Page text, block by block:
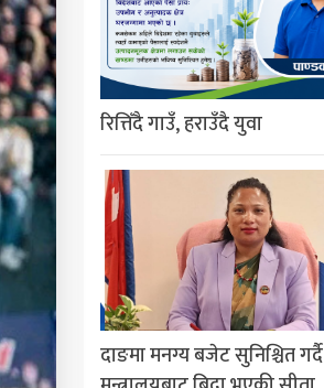
रित्तिँदै गाउँ, हराउँदै युवा
दाङमा मनग्य बजेट सुनिश्चित गर्दै